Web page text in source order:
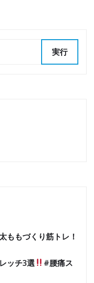
実行
ももづくり筋トレ！
ッチ3選
#腰痛ス